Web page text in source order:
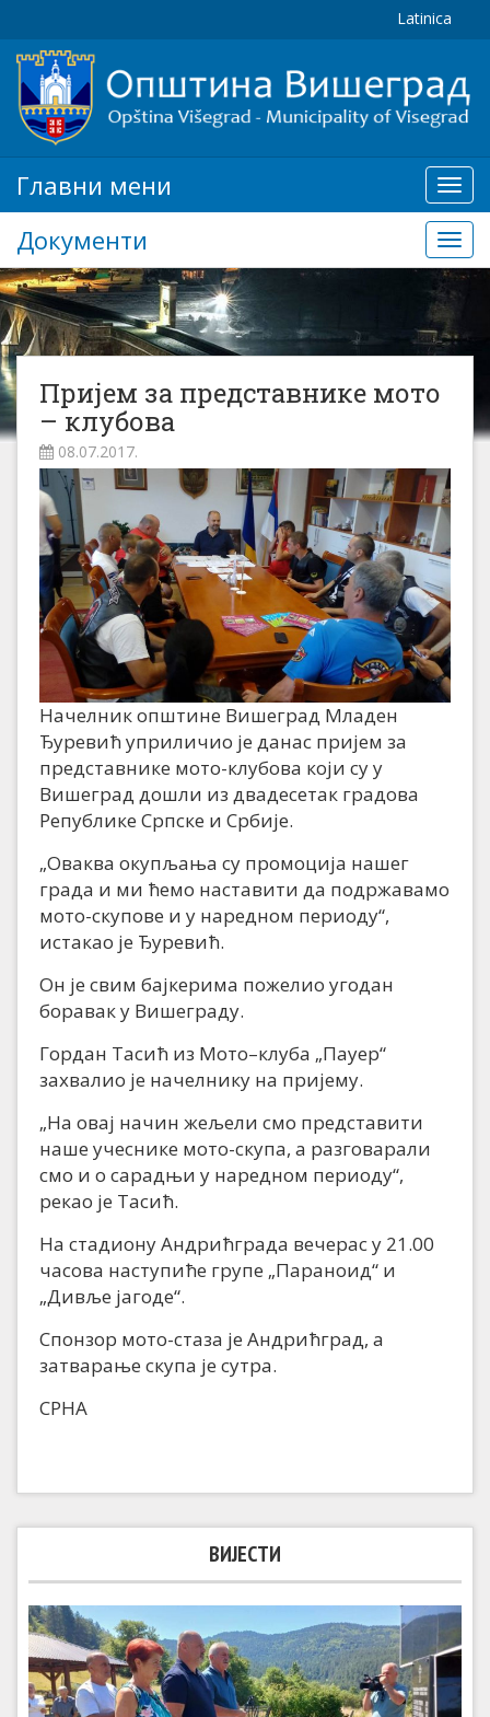
Latinica
мени
Главни мени
Документи
Пријем за представнике мото
– клубова
08.07.2017.
Начелник општине Вишеград Младен
Ђуревић уприличио је данас пријем за
представнике мото-клубова који су у
Вишеград дошли из двадесетак градова
Републике Српске и Србије.
„Оваква окупљања су промоција нашег
града и ми ћемо наставити да подржавамо
мото-скупове и у наредном периоду“,
истакао је Ђуревић.
Он је свим бајкерима пожелио угодан
боравак у Вишеграду.
Гордан Тасић из Мото–клуба „Пауер“
захвалио је начелнику на пријему.
„На овај начин жељели смо представити
наше учеснике мото-скупа, а разговарали
смо и о сарадњи у наредном периоду“,
рекао је Тасић.
На стадиону Андрићграда вечерас у 21.00
часова наступиће групе „Параноид“ и
„Дивље јагоде“.
Спонзор мото-стаза је Андрићград, а
затварање скупа је сутра.
СРНА
ВИЈЕСТИ